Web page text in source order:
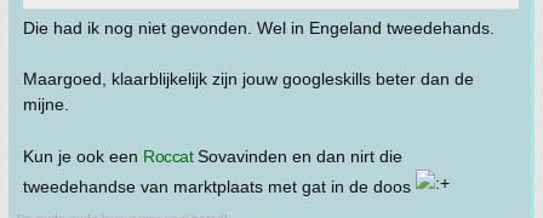
Die had ik nog niet gevonden. Wel in Engeland tweedehands.
Maargoed, klaarblijkelijk zijn jouw googleskills beter dan de
mijne.
Kun je ook een RoccatSovavinden en dan nirt die
tweedehandse van marktplaats met gat in de doos